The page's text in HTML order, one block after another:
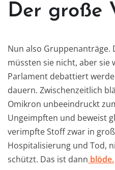
Der große
Nun also Gruppenanträge.
müssten sie nicht, aber sie
Parlament debattiert
dauern. Zwischenzeitlich
Omikron unbeeindruckt
Ungeimpften und beweist
verimpfte Stoff zwar in
Hospitalisierung und Tod,
schützt. Das ist dann blöde.